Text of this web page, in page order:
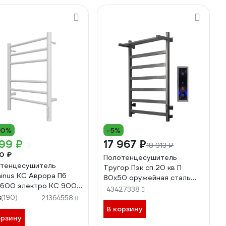
₽
₽
КС Аврора П6
электро КС 9003
4670078527462
(190) 21364558
-5%
17 967 ₽18 913 ₽
Полотенцесушитель
Тругор Пэк сп 20 кв П
80х50 оружейная сталь
ВГП - сенсор
НФ-00000197
43427338
В корзину